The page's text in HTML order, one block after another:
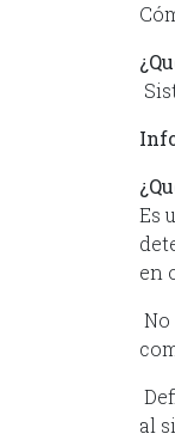
Es
en
al